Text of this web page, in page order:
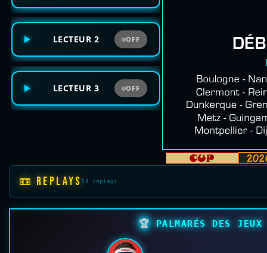
LECTEUR 2 OFF
LECTEUR 3 OFF
📼 REPLAYS 50 replays
🏆 PALMARÉS DES